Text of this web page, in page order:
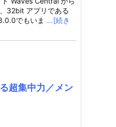
32bit アプリである
でもいま …[続き
超集中力／メン